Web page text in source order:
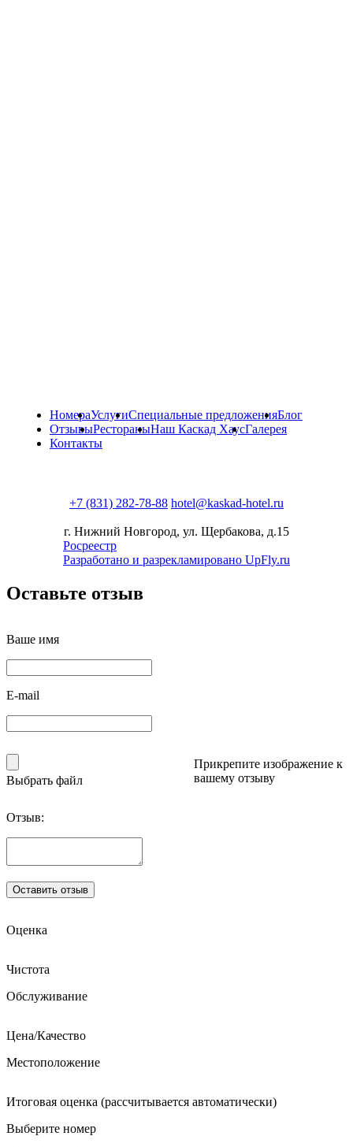
НомераУслугиСпециальные предложенияБлог
ОтзывыРестораныНаш Каскад ХаусГалерея
Контакты
+7 (831) 282-78-88 hotel@kaskad-hotel.ru
г. Нижний Новгород, ул. Щербакова, д.15
Росреестр
Разработано и разрекламировано UpFly.ru
Оставьте отзыв
Ваше имя
E-mail
Выбрать файл
Прикрепите изображение к
вашему отзыву
Отзыв:
Оценка
Чистота
Обслуживание
Цена/Качество
Местоположение
Итоговая оценка (рассчитывается автоматически)
Выберите номер